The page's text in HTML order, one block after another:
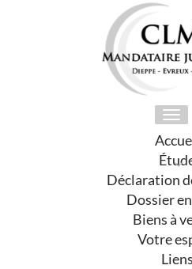
Déclaration
Dossier
Biens à
Votre
Liens